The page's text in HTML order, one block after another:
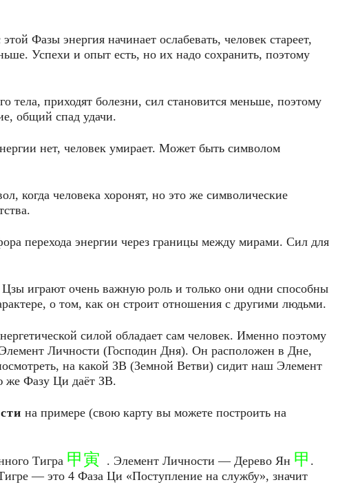
Фазы энергия начинает ослабевать, человек стареет,
Успехи и опыт есть, но их надо сохранить, поэтому
тела, приходят болезни, сил становится меньше, поэтому
общий спад удачи.
нет, человек умирает. Может быть символом
когда человека хоронят, но это же символические
перехода энергии через границы между мирами. Сил для
играют очень важную роль и только они одни способны
о том, как он строит отношения с другими людьми.
силой обладает сам человек. Именно поэтому
Личности (Господин Дня). Он расположен в Дне,
на какой ЗВ (Земной Ветви) сидит наш Элемент
же Фазу Ци даёт ЗВ.
на примере (свою карту вы можете построить на
Тигра 甲寅 . Элемент Личности — Дерево Ян 甲 .
— это 4 Фаза Ци «Поступление на службу», значит